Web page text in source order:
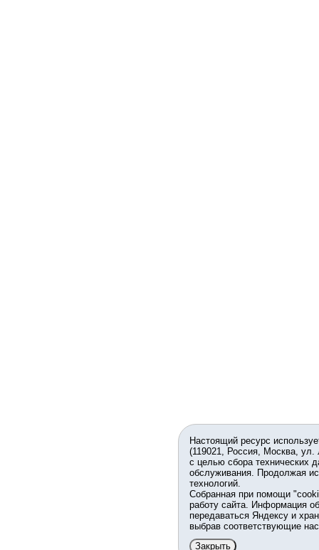
Настоящий ресурс
(119021, Россия, Москва,
с целью сбора технических
обслуживания. Продолжая
технологий.
Собранная при помощи
работу сайта. Информация
передаваться Яндексу и
выбрав соответствующие
Закрыть